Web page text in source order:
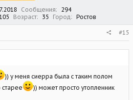
Сообщения
294
Возраст 35 Город Ростов
#15
)) у меня сиерра была с таким полом
старее
)) может просто утопленник